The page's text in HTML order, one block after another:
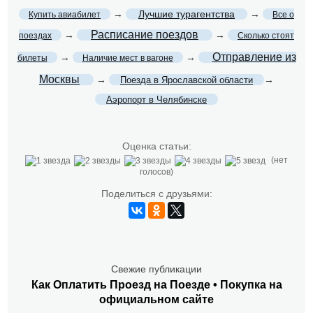
Купить авиабилет → Лучшие турагентства → Все о
поездах → Расписание поездов → Сколько стоят
билеты → Наличие мест в вагоне →
Отправление из
Москвы
→ Поезда в Ярославской области →
Аэропорт в Челябинске
Оценка статьи:
(нет
голосов)
Поделиться с друзьями:
Свежие публикации
Как Оплатить Проезд на Поезде • Покупка на
официальном сайте